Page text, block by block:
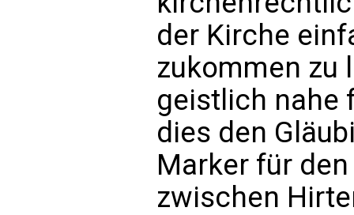
der Kirche
zukommen zu
geistlich nahe
dies den
Marker für
zwischen